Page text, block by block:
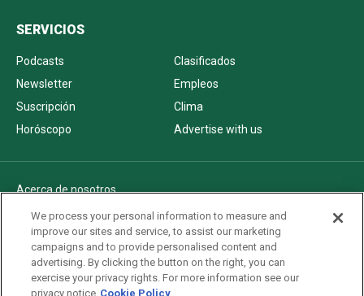
SERVICIOS
Podcasts
Clasificados
Newsletter
Empleos
Suscripción
Clima
Horóscopo
Advertise with us
Acerca de nosotros
Politica de privacidad
Pautas Editoriales
AdChoices
Advertise with us
We process your personal information to measure and
improve our sites and service, to assist our marketing
campaigns and to provide personalised content and
advertising. By clicking the button on the right, you can
exercise your privacy rights. For more information see our
privacy notice Cookie Policy